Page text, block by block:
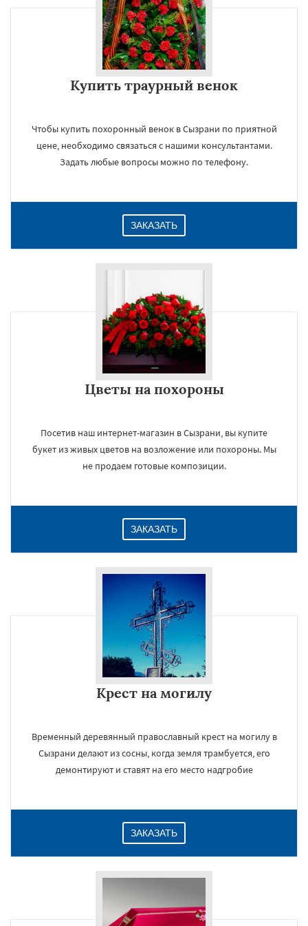
Купить траурный венок
Чтобы купить похоронный венок в Сызрани по приятной
цене, необходимо связаться с нашими консультантами.
Задать любые вопросы можно по телефону.
ЗАКАЗАТЬ
Цветы на похороны
Посетив наш интернет-магазин в Сызрани, вы купите
букет из живых цветов на возложение или похороны. Мы
не продаем готовые композиции.
ЗАКАЗАТЬ
Крест на могилу
Временный деревянный православный крест на могилу в
Сызрани делают из сосны, когда земля трамбуется, его
демонтируют и ставят на его место надгробие
ЗАКАЗАТЬ